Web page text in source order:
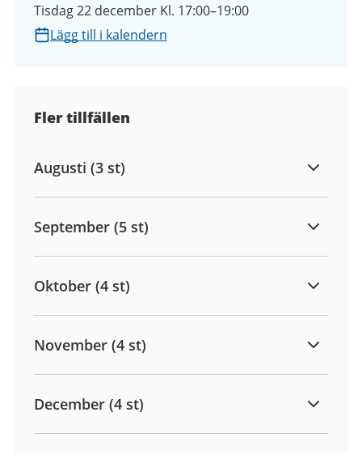
Tisdag 22 december Kl. 17:00–19:00
Lägg till i kalendern
Fler tillfällen
Augusti (3 st)
September (5 st)
Oktober (4 st)
November (4 st)
December (4 st)